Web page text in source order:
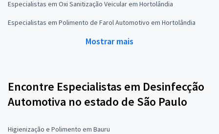
Especialistas em Oxi Sanitização Veicular em Hortolândia
Especialistas em Polimento de Farol Automotivo em Hortolândia
Mostrar mais
Encontre Especialistas em Desinfecção
Automotiva no estado de São Paulo
Higienização e Polimento em Bauru